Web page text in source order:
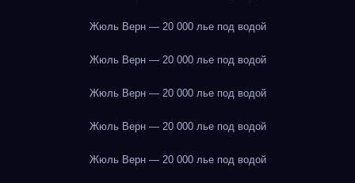
Жюль Верн — 20 000 лье под водой
Жюль Верн — 20 000 лье под водой
Жюль Верн — 20 000 лье под водой
Жюль Верн — 20 000 лье под водой
Жюль Верн — 20 000 лье под водой